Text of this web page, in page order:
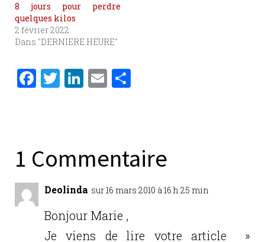
8 jours pour perdre
quelques kilos
2 février 2022
Dans "DERNIERE HEURE"
F
b
o
o
k
T
r
Li
dI
n
E
er
1 Commentaire
Deolinda sur 16 mars 2010 à 16 h 25 min
Bonjour Marie ,
Je viens de lire votre article »